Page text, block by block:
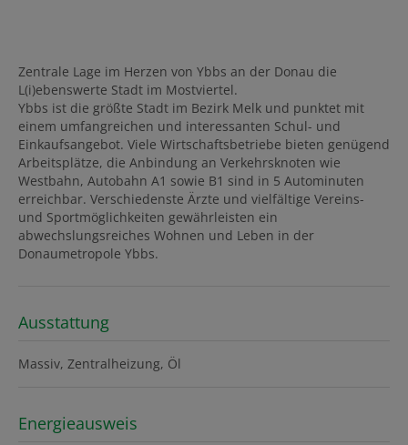
Zentrale Lage im Herzen von Ybbs an der Donau die
L(i)ebenswerte Stadt im Mostviertel.
Ybbs ist die größte Stadt im Bezirk Melk und punktet mit
einem umfangreichen und interessanten Schul- und
Einkaufsangebot. Viele Wirtschaftsbetriebe bieten genügend
Arbeitsplätze, die Anbindung an Verkehrsknoten wie
Westbahn, Autobahn A1 sowie B1 sind in 5 Autominuten
erreichbar. Verschiedenste Ärzte und vielfältige Vereins-
und Sportmöglichkeiten gewährleisten ein
abwechslungsreiches Wohnen und Leben in der
Donaumetropole Ybbs.
Ausstattung
Massiv Zentralheizung Öl
Energieausweis